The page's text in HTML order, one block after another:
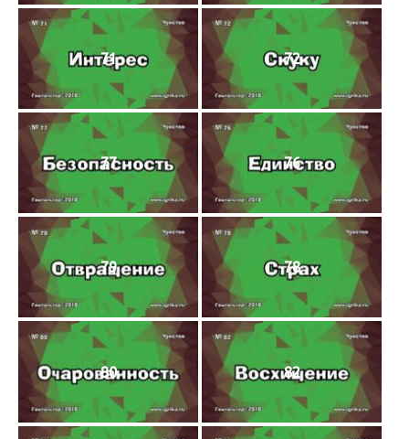
71 72
77 76
79 78
80 82